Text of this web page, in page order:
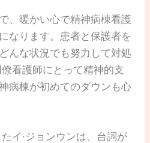
、暖かい心で精神病棟看護
なります。患者と保護者を
んな状況でも努力して対処
看護師にとって精神的支
病棟が初めてのダウンも心
イ·ジョンウンは、台詞が